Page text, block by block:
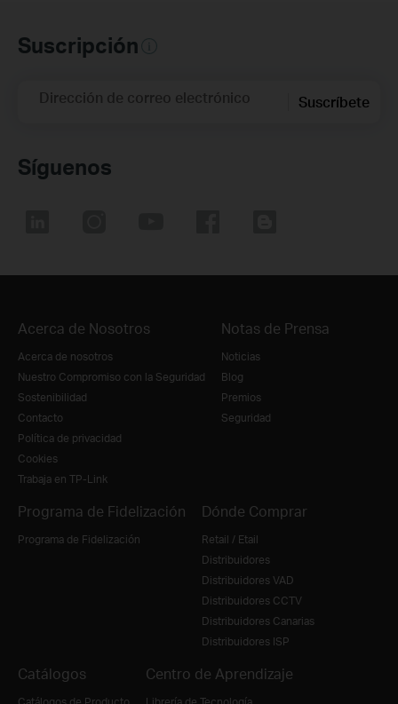
Suscripción
Dirección de correo electrónico Suscríbete
Síguenos
Acerca de Nosotros
Acerca de nosotros
Nuestro Compromiso con la Seguridad
Sostenibilidad
Contacto
Política de privacidad
Cookies
Trabaja en TP-Link
Notas de Prensa
Noticias
Blog
Premios
Seguridad
Programa de Fidelización
Programa de Fidelización
Dónde Comprar
Retail / Etail
Distribuidores
Distribuidores VAD
Distribuidores CCTV
Distribuidores Canarias
Distribuidores ISP
Catálogos Centro de Aprendizaje